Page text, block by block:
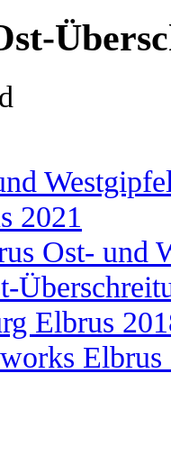
2021
Ost- und
Elbrus
Elbrus